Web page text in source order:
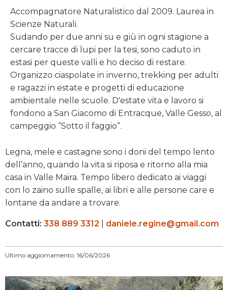
Accompagnatore Naturalistico dal 2009. Laurea in
Scienze Naturali.
Sudando per due anni su e giù in ogni stagione a
cercare tracce di lupi per la tesi, sono caduto in
estasi per queste valli e ho deciso di restare.
Organizzo ciaspolate in inverno, trekking per adulti
e ragazzi in estate e progetti di educazione
ambientale nelle scuole. D'estate vita e lavoro si
fondono a San Giacomo di Entracque, Valle Gesso, al
campeggio “Sotto il faggio”.
Legna, mele e castagne sono i doni del tempo lento
dell’anno, quando la vita si riposa e ritorno alla mia
casa in Valle Maira. Tempo libero dedicato ai viaggi
con lo zaino sulle spalle, ai libri e alle persone care e
lontane da andare a trovare.
Contatti: 338 889 3312 daniele.regine@gmail.com
Ultimo aggiornamento: 16/06/2026